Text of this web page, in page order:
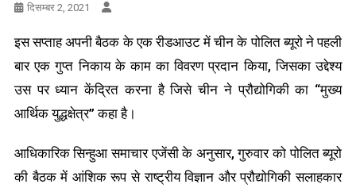
दिसम्बर 2, 2021
इस सप्ताह अपनी बैठक के एक रीडआउट में चीन के पोलित ब्यूरो ने पहली
बार एक गुप्त निकाय के काम का विवरण प्रदान किया, जिसका उद्देश्य
उस पर ध्यान केंद्रित करना है जिसे चीन ने प्रौद्योगिकी का “मुख्य
आर्थिक युद्धक्षेत्र” कहा है।
आधिकारिक सिन्हुआ समाचार एजेंसी के अनुसार, गुरुवार को पोलित ब्यूरो
की बैठक में आंशिक रूप से राष्ट्रीय विज्ञान और प्रौद्योगिकी सलाहकार